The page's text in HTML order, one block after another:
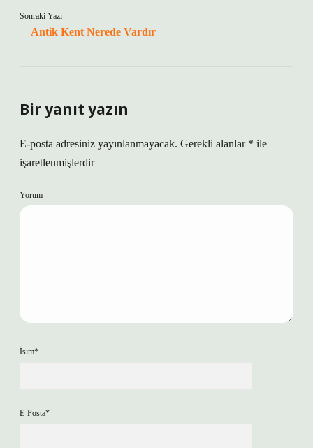
Sonraki Yazı
Antik Kent Nerede Vardır
Bir yanıt yazın
E-posta adresiniz yayınlanmayacak. Gerekli alanlar * ile
işaretlenmişlerdir
Yorum
İsim*
E-Posta*